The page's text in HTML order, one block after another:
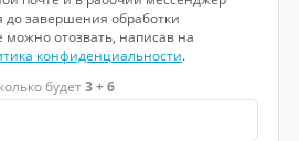
до завершения обработки
отозвать, написав на
конфиденциальности.
будет3 + 6